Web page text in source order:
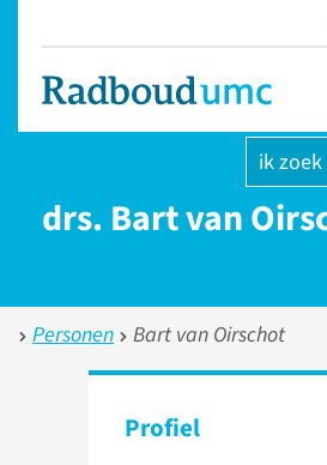
ik zoek
drs. Bart van
Personen Bart van Oirschot
Profiel